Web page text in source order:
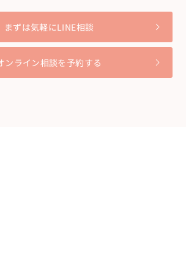
まずは気軽にLINE相談
ンライン相談を予約する